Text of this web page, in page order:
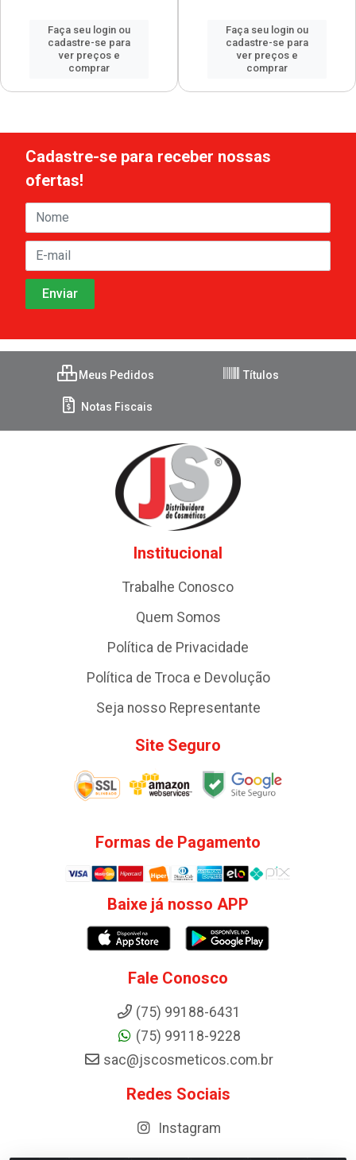
Faça seu login ou
cadastre-se para
ver preços e
comprar
Faça seu login ou
cadastre-se para
ver preços e
comprar
Cadastre-se para receber nossas
ofertas!
Meus Pedidos Títulos
Notas Fiscais
Institucional
Trabalhe Conosco
Quem Somos
Política de Privacidade
Política de Troca e Devolução
Seja nosso Representante
Site Seguro
Formas de Pagamento
Baixe já nosso APP
Fale Conosco
(75) 99188-6431
(75) 99118-9228
sac@jscosmeticos.com.br
Redes Sociais
Instagram